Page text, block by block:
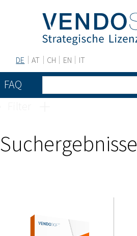
DE AT CH EN IT
FAQ
Suchergebnisse